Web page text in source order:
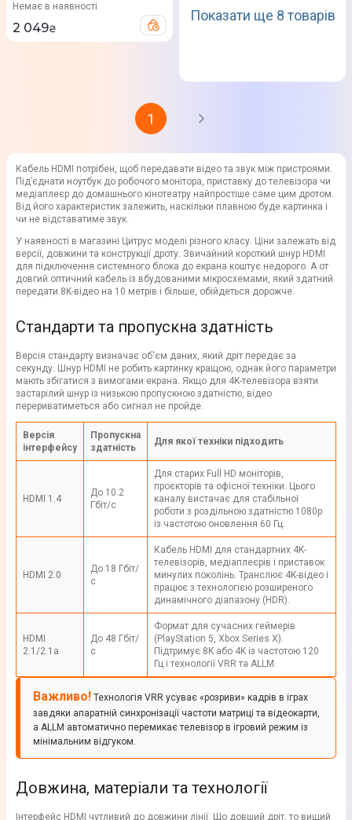
Немає в наявності
2 049₴
Показати ще 8 товарів
1
Кабель HDMI потрібен, щоб передавати відео та звук між пристроями.
Під’єднати ноутбук до робочого монітора, приставку до телевізора чи
медіаплеєр до домашнього кінотеатру найпростіше саме цим дротом.
Від його характеристик залежить, наскільки плавною буде картинка і
чи не відставатиме звук.
У наявності в магазині Цитрус моделі різного класу. Ціни залежать від
версії, довжини та конструкції дроту. Звичайний короткий шнур HDMI
для підключення системного блока до екрана коштує недорого. А от
довгий оптичний кабель із вбудованими мікросхемами, який здатний
передати 8K-відео на 10 метрів і більше, обійдеться дорожче.
Стандарти та пропускна здатність
Версія стандарту визначає об'єм даних, який дріт передає за
секунду. Шнур HDMI не робить картинку кращою, однак його параметри
мають збігатися з вимогами екрана. Якщо для 4K-телевізора взяти
застарілий шнур із низькою пропускною здатністю, відео
перериватиметься або сигнал не пройде.
Версія
інтерфейсу
Пропускна
здатність
Для якої техніки підходить
HDMI 1.4
До 10.2
Гбіт/с
Для старих Full HD моніторів,
проєкторів та офісної техніки. Цього
каналу вистачає для стабільної
роботи з роздільною здатністю 1080p
із частотою оновлення 60 Гц.
HDMI 2.0
До 18 Гбіт/
с
Кабель HDMI для стандартних 4K-
телевізорів, медіаплеєрів і приставок
минулих поколінь. Транслює 4K-відео і
працює з технологією розширеного
динамічного діапазону (HDR).
HDMI
2.1/2.1a
До 48 Гбіт/
с
Формат для сучасних геймерів
(PlayStation 5, Xbox Series X).
Підтримує 8K або 4K із частотою 120
Гц і технології VRR та ALLM.
Важливо! Технологія VRR усуває «розриви» кадрів в іграх
завдяки апаратній синхронізації частоти матриці та відеокарти,
а ALLM автоматично перемикає телевізор в ігровий режим із
мінімальним відгуком.
Довжина, матеріали та технології
Інтерфейс HDMI чутливий до довжини лінії. Що довший дріт, то вищий